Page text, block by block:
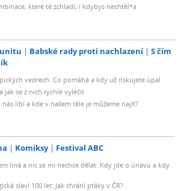
které tě zchladí, i kdybys nechtěl*a
Babské rady proti nachlazení
S čím
vedrech: Co pomáhá a kdy už riskujete úpal
jak se z nich rychle vyléčit
nás líbí a kde v našem těle je můžeme najít?
Komiksy Festival ABC
líná a nic se mi nechce dělat: Kdy jde o únavu a kdy
slaví 100 let: Jak chrání ptáky v ČR?